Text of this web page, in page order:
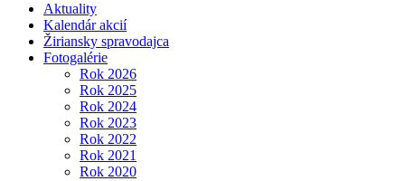
Aktuality
Kalendár akcií
Žiriansky spravodajca
Fotogalérie
Rok 2026
Rok 2025
Rok 2024
Rok 2023
Rok 2022
Rok 2021
Rok 2020